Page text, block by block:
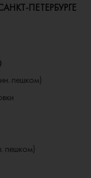
ПЕТЕРБУРГЕ
пешком)
пешком)